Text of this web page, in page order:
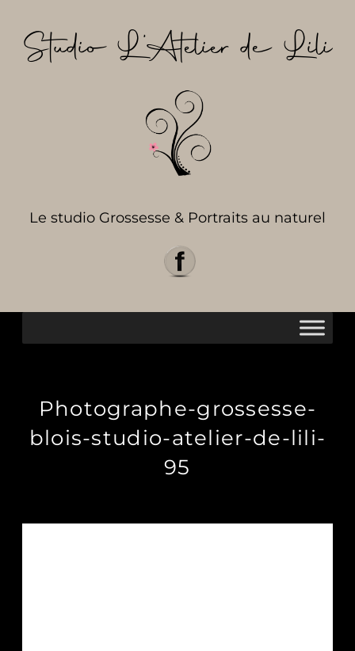
contenu
Studio L’Atelier de Lili
Le studio Grossesse & Portraits au naturel
Photographe-grossesse-
blois-studio-atelier-de-lili-
95